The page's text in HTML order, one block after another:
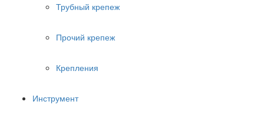
Трубный крепеж
Прочий крепеж
Крепления
Инструмент